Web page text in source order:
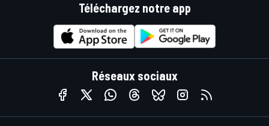
Téléchargez notre app
Réseaux sociaux